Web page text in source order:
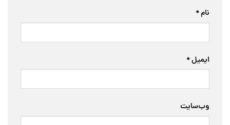
نام*
ایمیل*
وب‌سایت